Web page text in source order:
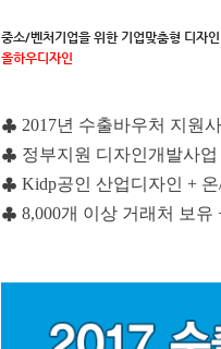
중소/벤처기업을 위한 기업맞춤형 디자
올하우디자인
♣ 2017년 수출바우처 지원
♣ 정부지원 디자인개발사
♣ Kidp공인 산업디자인 +
♣ 8,000개 이상 거래처 보